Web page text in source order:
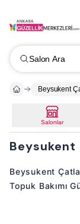
Salon Ara
Beysukent
Salonlar
Beysukent
Beysukent
Topuk Bakımı